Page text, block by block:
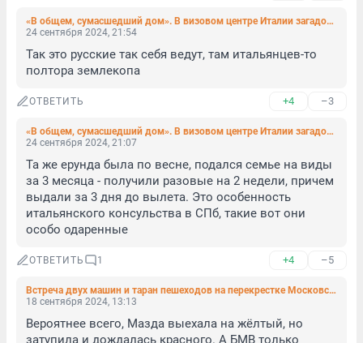
«В общем, сумасшедший дом». В визовом центре Италии загадочный сбой «заморозил» документы 38 петербуржцев
24 сентября 2024, 21:54
Так это русские так себя ведут, там итальянцев-то
полтора землекопа
ОТВЕТИТЬ +4 –3
«В общем, сумасшедший дом». В визовом центре Италии загадочный сбой «заморозил» документы 38 петербуржцев
24 сентября 2024, 21:07
Та же ерунда была по весне, подался семье на виды
за 3 месяца - получили разовые на 2 недели, причем
выдали за 3 дня до вылета. Это особенность
итальянского консульства в СПб, такие вот они
особо одаренные
ОТВЕТИТЬ 1 +4 –5
Встреча двух машин и таран пешеходов на перекрестке Московского проспекта попали на видео
18 сентября 2024, 13:13
Вероятнее всего, Мазда выехала на жёлтый, но
затупила и дождалась красного. А БМВ только